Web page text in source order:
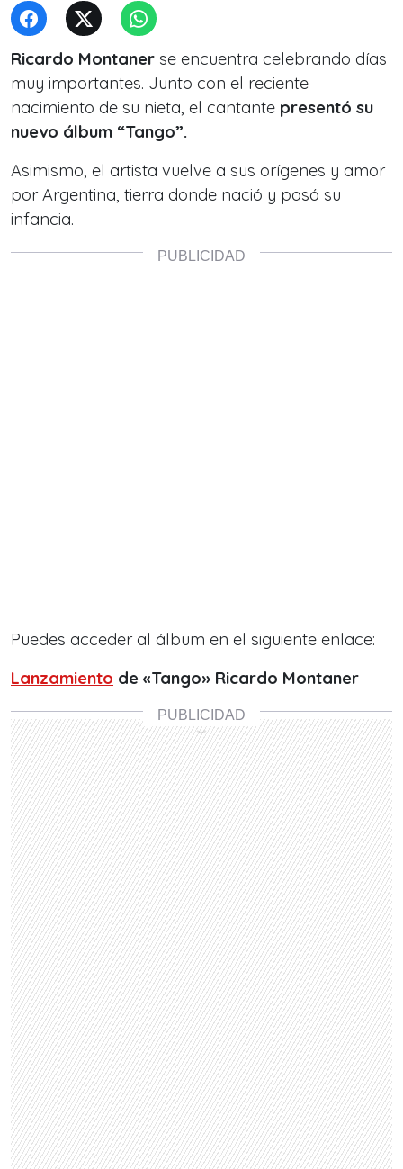
Ricardo Montaner se encuentra celebrando días
muy importantes. Junto con el reciente
nacimiento de su nieta, el cantante presentó su
nuevo álbum “Tango”.
Asimismo, el artista vuelve a sus orígenes y amor
por Argentina, tierra donde nació y pasó su
infancia.
Puedes acceder al álbum en el siguiente enlace:
Lanzamiento de «Tango» Ricardo Montaner